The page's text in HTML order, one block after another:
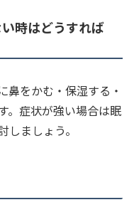
時はどうすれば
鼻をかむ・保湿する・
。症状が強い場合は眠
ましょう。